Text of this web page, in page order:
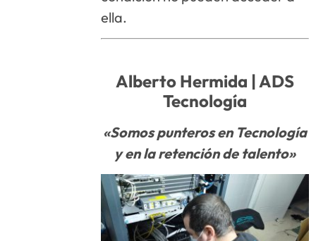
ella.
Alberto Hermida | ADS
Tecnología
«Somos punteros en Tecnología
y en la retención de talento»